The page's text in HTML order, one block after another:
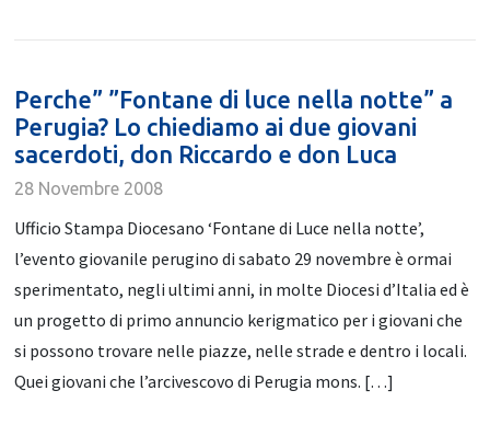
Perche” ”Fontane di luce nella notte” a
Perugia? Lo chiediamo ai due giovani
sacerdoti, don Riccardo e don Luca
28 Novembre 2008
Ufficio Stampa Diocesano ‘Fontane di Luce nella notte’,
l’evento giovanile perugino di sabato 29 novembre è ormai
sperimentato, negli ultimi anni, in molte Diocesi d’Italia ed è
un progetto di primo annuncio kerigmatico per i giovani che
si possono trovare nelle piazze, nelle strade e dentro i locali.
Quei giovani che l’arcivescovo di Perugia mons. […]